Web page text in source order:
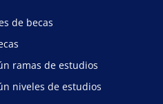
de becas
ramas de estudios
niveles de estudios